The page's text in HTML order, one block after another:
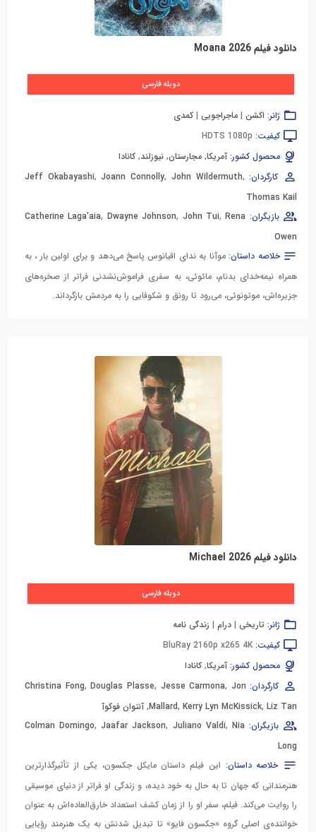
دانلود فیلم Moana 2026
دوبله فارسی
ژانر: اکشن | ماجراجویی | کمدی
کیفیت: HDTS 1080p
محصول کشور: آمریکا, مجارستان, نیوزلند, کانادا
کارگردان:
Jeff Okabayashi,Joann Connolly, John Wildermuth,
Thomas Kail
بازیگران:
Catherine Laga'aia, Dwayne Johnson, John Tui,Rena
Owen
خلاصه داستان:موآنا به ندای اقیانوس پاسخ می‌دهد و برای اولین بار ، به
همراه نیمه‌خدای بدنام، مائوئی، به سفری فراموش‌نشدنی فراتر از صخره‌های
جزیره‌اش، موتونوئی، می‌رود تا رونق و شکوفایی را به مردمش بازگرداند.
دانلود فیلم Michael 2026
دوبله فارسی
ژانر: تاریخی | درام | زندگی نامه
کیفیت: BluRay 2160p x265 4K
محصول کشور: آمریکا, کانادا
کارگردان:
Christina Fong,Douglas Plasse, Jesse Carmona, Jon
Mallard, Kerry Lyn McKissick, Liz Tan
, آنتوان فوکوآ
بازیگران:
Colman Domingo,Jaafar Jackson, Juliano Valdi, Nia
Long
خلاصه داستان: این فیلم داستان مایکل جکسون، یکی از تأثیرگذارترین
هنرمندانی که جهان تا به حال به خود دیده، و زندگی او فراتر از دنیای موسیقی
را روایت می‌کند. فیلم، سفر او را از زمان کشف استعداد خارق‌العاده‌اش به عنوان
خواننده‌ی اصلی گروه «جکسون فایو» تا تبدیل شدنش به یک هنرمند رؤیایی